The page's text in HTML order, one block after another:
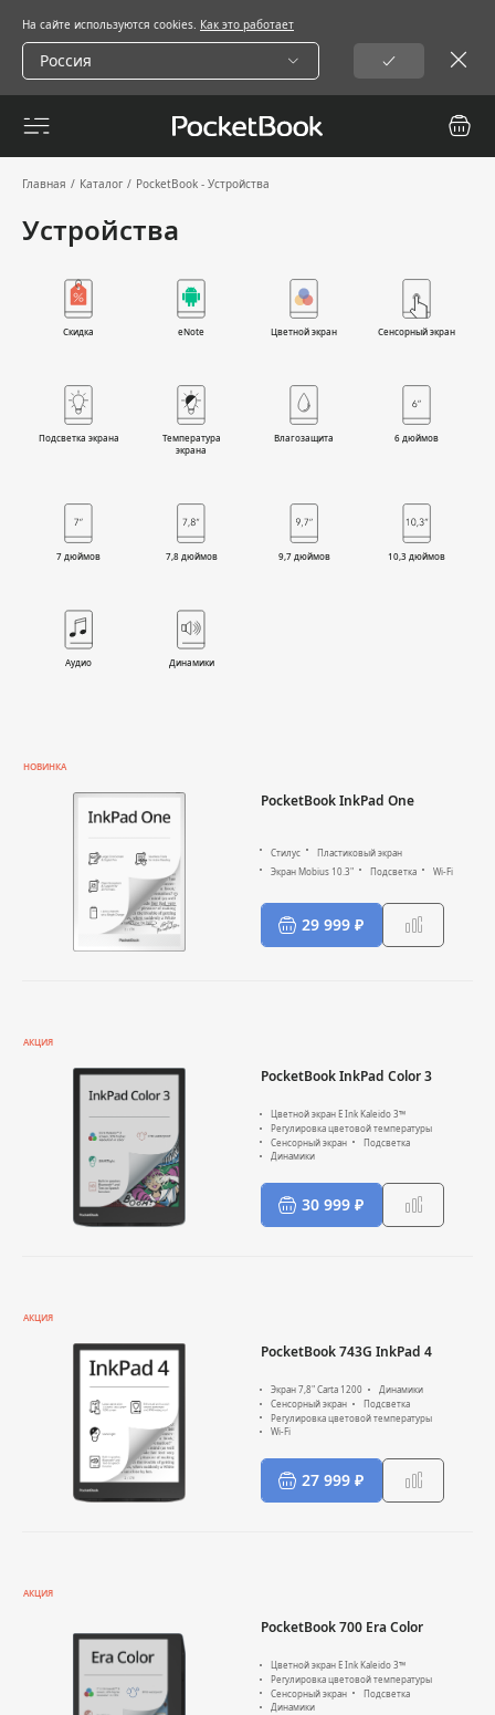
На сайте используются cookies. Как это работает
Россия
Главная / Каталог / PocketBook - Устройства
Устройства
Скидка eNote Цветной экран Сенсорный экран
Подсветка экрана
Температура
экрана
Влагозащита 6 дюймов
7 дюймов 7,8 дюймов 9,7 дюймов 10,3 дюймов
Аудио Динамики
НОВИНКА
PocketBook InkPad One
Стилус
Пластиковый экран
Экран Mobius 10.3"
Подсветка Wi-Fi
29 999 ₽
АКЦИЯ
PocketBook InkPad Color 3
Цветной экран E Ink Kaleido 3™
Регулировка цветовой температуры
Сенсорный экран
Подсветка
Динамики
30 999 ₽
АКЦИЯ
PocketBook 743G InkPad 4
Экран 7,8" Carta 1200
Динамики
Сенсорный экран
Подсветка
Регулировка цветовой температуры
Wi-Fi
27 999 ₽
АКЦИЯ
PocketBook 700 Era Color
Цветной экран E Ink Kaleido 3™
Регулировка цветовой температуры
Сенсорный экран
Подсветка
Динамики